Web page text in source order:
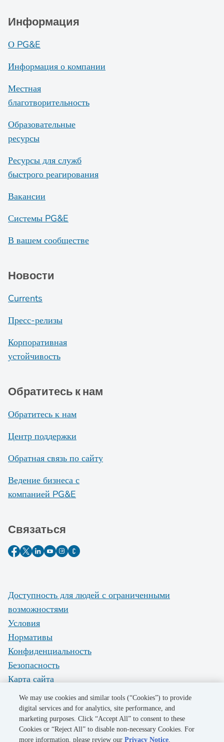
Информация
О PG&E
Информация о компании
Местная
благотворительность
Образовательные
ресурсы
Ресурсы для служб
быстрого реагирования
Вакансии
Системы PG&E
В вашем сообществе
Новости
Currents
Пресс-релизы
Корпоративная
устойчивость
Обратитесь к нам
Обратитесь к нам
Центр поддержки
Обратная связь по сайту
Ведение бизнеса с
компанией PG&E
Связаться
Доступность для людей с ограниченными
возможностями
Условия
Нормативы
Конфиденциальность
Безопасность
Карта сайта
Do Not Sell My Personal Information
©2026 Pacific Gas and Electric Company
We may use cookies and similar tools (“Cookies”) to provide
digital services and for analytics, site performance, and
marketing purposes. Click “Accept All” to consent to these
Cookies or “Reject All” to disable non-necessary Cookies. For
more information, please review ourPrivacy Notice.